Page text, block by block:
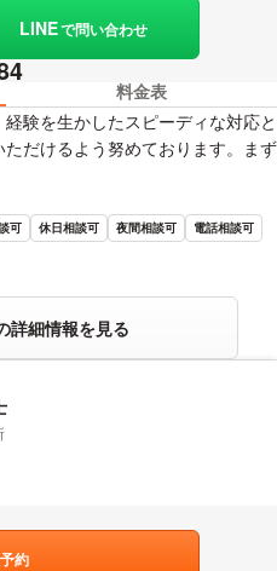
LINEで問い合わせ
料金表
験を生かしたスピーディな対応と
だけるよう努めております。まず
可 休日相談可 夜間相談可 電話相談可
詳細情報を見る
約